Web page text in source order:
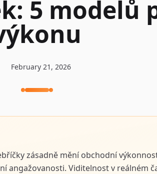
5 modelů
February 21, 2026
zásadně mění obchodní
angažovanosti. Viditelnost v reálném